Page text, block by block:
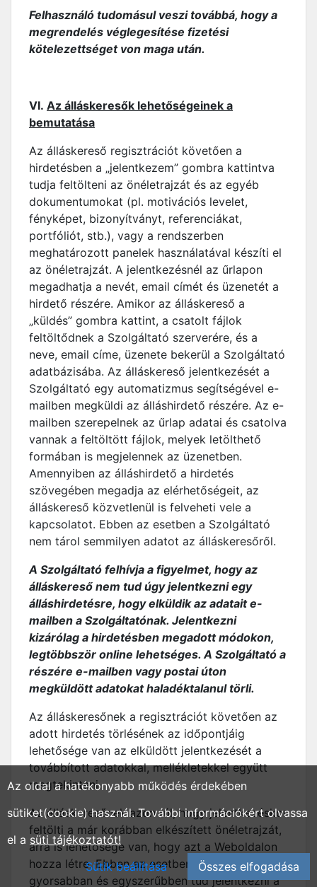
Felhasználó tudomásul veszi továbbá, hogy a
megrendelés véglegesítése fizetési
kötelezettséget von maga után.
VI. Az álláskeresők lehetőségeinek a
bemutatása
Az álláskereső regisztrációt követően a
hirdetésben a „jelentkezem” gombra kattintva
tudja feltölteni az önéletrajzát és az egyéb
dokumentumokat (pl. motivációs levelet,
fényképet, bizonyítványt, referenciákat,
portfóliót, stb.), vagy a rendszerben
meghatározott panelek használatával készíti el
az önéletrajzát. A jelentkezésnél az űrlapon
megadhatja a nevét, email címét és üzenetét a
hirdető részére. Amikor az álláskereső a
„küldés” gombra kattint, a csatolt fájlok
feltöltődnek a Szolgáltató szerverére, és a
neve, email címe, üzenete bekerül a Szolgáltató
adatbázisába. Az álláskereső jelentkezését a
Szolgáltató egy automatizmus segítségével e-
mailben megküldi az álláshirdető részére. Az e-
mailben szerepelnek az űrlap adatai és csatolva
vannak a feltöltött fájlok, melyek letölthető
formában is megjelennek az üzenetben.
Amennyiben az álláshirdető a hirdetés
szövegében megadja az elérhetőségeit, az
álláskereső közvetlenül is felveheti vele a
kapcsolatot. Ebben az esetben a Szolgáltató
nem tárol semmilyen adatot az álláskeresőről.
A Szolgáltató felhívja a figyelmet, hogy az
álláskereső nem tud úgy jelentkezni egy
álláshirdetésre, hogy elküldik az adatait e-
mailben a Szolgáltatónak. Jelentkezni
kizárólag a hirdetésben megadott módokon,
legtöbbször online lehetséges. A Szolgáltató a
részére e-mailben vagy postai úton
megküldött adatokat haladéktalanul törli.
Az álláskeresőnek a regisztrációt követően az
adott hirdetés törlésének az időpontjáig
lehetősége van az elküldött jelentkezését a
továbbított adatokkal, mellékletekkel együtt
megtekinteni.
Az álláskeresőnek azon túl, hogy jelentkezéskor
feltölti a már korábban elkészített önéletrajzát,
arra is lehetősége van, hogy azt a Weboldalon
hozza létre. Ebben az esetben az álláskereső
gyorsabban és egyszerűbben tud jelentkezni a
Az oldal a hatékonyabb működés érdekében
sütiket(cookie) használ. További információkért olvassa
el a süti tájékoztatót!
Sütik beállítása
Összes elfogadása